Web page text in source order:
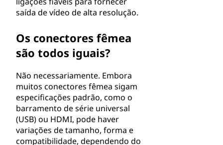
saída de vídeo de alta resolução.
Os conectores fêmea
são todos iguais?
Não necessariamente. Embora
muitos conectores fêmea sigam
especificações padrão, como o
barramento de série universal
(USB) ou HDMI, pode haver
variações de tamanho, forma e
compatibilidade, dependendo do